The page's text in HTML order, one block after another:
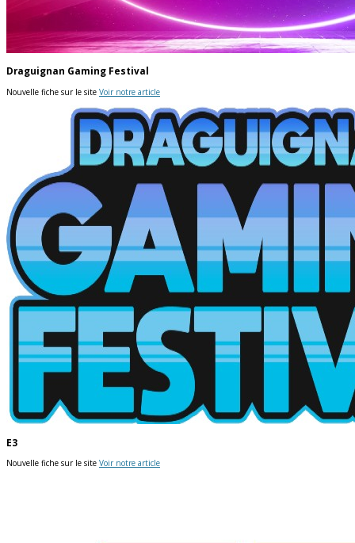
Draguignan Gaming Festival
Nouvelle fiche sur le site Voir notre article
E3
Nouvelle fiche sur le site Voir notre article